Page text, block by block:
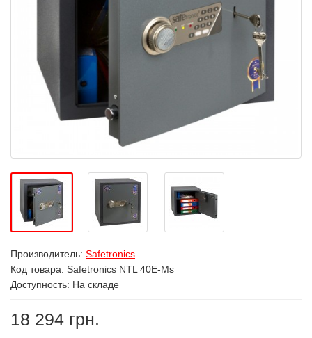
Производитель: Safetronics
Код товара: Safetronics NTL 40E-Ms
Доступность: На складе
18 294 грн.